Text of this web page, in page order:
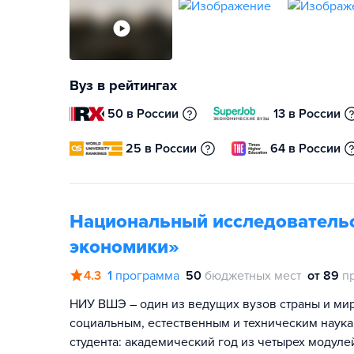
Вуз в рейтингах
50 в России 13 в России
25 в России 64 в России
Национальный
экономики»
4.3 1 программа 50 бюджетных мест от 89
НИУ ВШЭ – один из ведущих вузов страны и
социальным, естественным и техническим
студента: академический год из четырех